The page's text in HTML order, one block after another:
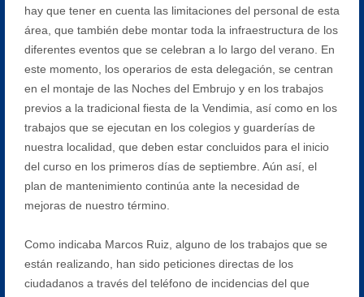
hay que tener en cuenta las limitaciones del personal de esta
área, que también debe montar toda la infraestructura de los
diferentes eventos que se celebran a lo largo del verano. En
este momento, los operarios de esta delegación, se centran
en el montaje de las Noches del Embrujo y en los trabajos
previos a la tradicional fiesta de la Vendimia, así como en los
trabajos que se ejecutan en los colegios y guarderías de
nuestra localidad, que deben estar concluidos para el inicio
del curso en los primeros días de septiembre. Aún así, el
plan de mantenimiento continúa ante la necesidad de
mejoras de nuestro término.
Como indicaba Marcos Ruiz, alguno de los trabajos que se
están realizando, han sido peticiones directas de los
ciudadanos a través del teléfono de incidencias del que